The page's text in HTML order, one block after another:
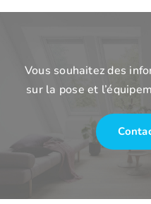
Vous souhaitez des
sur la pose et